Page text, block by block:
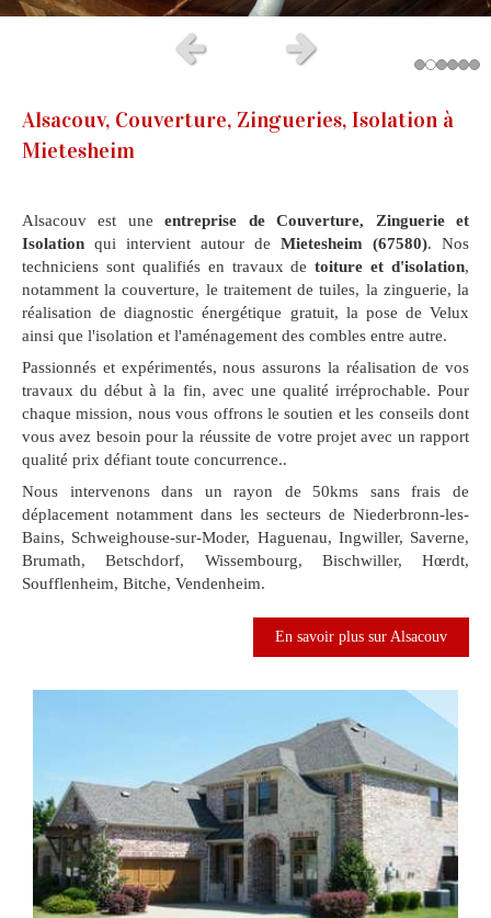
Slide précédent Slide suivant
Alsacouv, Couverture, Zingueries, Isolation à
Mietesheim
Alsacouv est uneentreprise de Couverture, Zinguerieet
Isolation qui intervient autour de Mietesheim (67580). Nos
techniciens sont qualifiés en travaux detoiture et d'isolation,
notamment la couverture, le traitement de tuiles, la zinguerie, la
réalisation de diagnostic énergétique gratuit, la pose de Velux
ainsi que l'isolation et l'aménagement des combles entre autre.
Passionnés et expérimentés, nous assurons la réalisation de vos
travaux du début à la fin, avec une qualité irréprochable. Pour
chaque mission, nous vous offrons le soutien et les conseils dont
vous avez besoin pour la réussite de votre projet avec un rapport
qualité prix défiant toute concurrence..
Nous intervenons dans un rayon de 50kms sans frais de
déplacement notamment dans les secteurs de Niederbronn-les-
Bains, Schweighouse-sur-Moder, Haguenau, Ingwiller, Saverne,
Brumath, Betschdorf, Wissembourg, Bischwiller, Hœrdt,
Soufflenheim, Bitche, Vendenheim.
En savoir plus sur Alsacouv